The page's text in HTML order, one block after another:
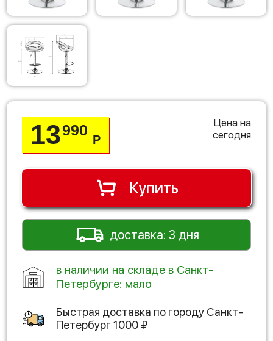
13990
Р
Цена на
сегодня
Купить
доставка: 3 дня
в наличии на складе в Санкт-
Петербурге: мало
Быстрая доставка по городу Санкт-
Петербург1000 ₽